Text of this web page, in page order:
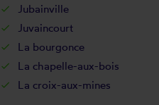
Jubainville
Juvaincourt
La bourgonce
La chapelle-aux-bois
La croix-aux-mines